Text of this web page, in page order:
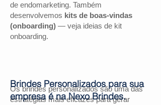
de endomarketing. Também
desenvolvemos kits de boas-vindas
(onboarding) — veja ideias de kit
onboarding.
Os brindes personalizados são uma das
estratégias mais eficazes para gerar
Brindes Personalizados para sua
empresa é na Nexo Brindes.